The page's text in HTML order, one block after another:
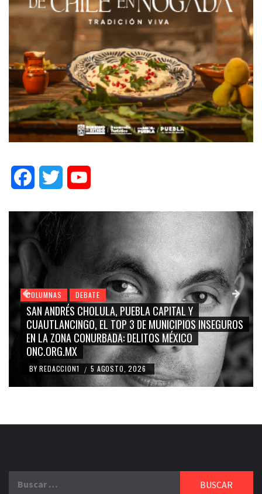
FacebookTwitter
COLUMNAS DEBATE
SAN ANDRÉS CHOLULA, PUEBLA CAPITAL Y
CUAUTLANCINGO, EL TOP 3 DE MUNICIPIOS INSEGUROS
EN LA ZONA CONURBADA: DELITOS MÉXICO
ONC.ORG.MX
BY REDACCION1 / 5 AGOSTO, 2026